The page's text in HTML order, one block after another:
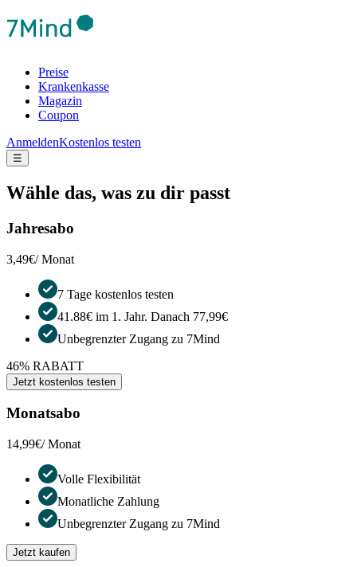
Preise
Krankenkasse
Magazin
Coupon
AnmeldenKostenlos testen
☰
Wähle das, was zu dir passt
Jahresabo
3,49€/ Monat
7 Tage kostenlos testen
41.88€ im 1. Jahr. Danach 77,99€
Unbegrenzter Zugang zu 7Mind
46% RABATT
Jetzt kostenlos testen
Monatsabo
14,99€/ Monat
Volle Flexibilität
Monatliche Zahlung
Unbegrenzter Zugang zu 7Mind
Jetzt kaufen